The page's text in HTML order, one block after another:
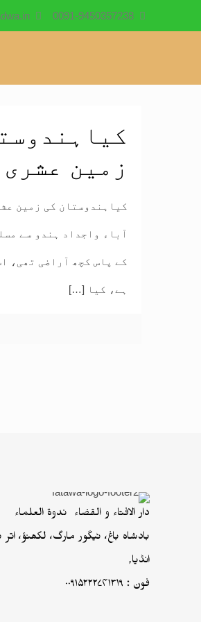
0091-9450357238
زمین
کیاہندوستان کی زمین
آباء واجداد ہندو سے
کے پاس کچھ آراضی تھی،
ہے، کیا […]
دار الافتاء و القضاء ندوۃ العلماء
بادشاہ باغ، ٹیگور مارگ، لکھنؤ،
انڈیا,
فون : ۰۰۹۱۵۲۲۲۷۴۱۳۱۹